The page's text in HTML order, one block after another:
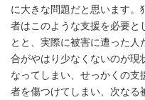
に大きな問題だと思います
者はこのような支援を必要と
とと、実際に被害に遭った
合がやはり少なくないのが現
なってしまい、せっかくの
者を傷つけてしまい、次なる